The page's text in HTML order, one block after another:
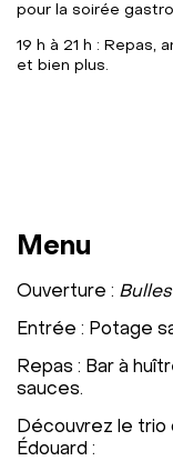
pour la soirée
19 h à 21 h : Repas,
et bien plus.
Menu
Ouverture : Bulles
Entrée : Potage
Repas : Bar à
sauces.
Découvrez le trio
Édouard :